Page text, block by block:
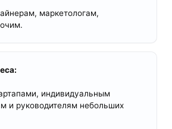
маркетологам,
индивидуальным
и руководителям небольших